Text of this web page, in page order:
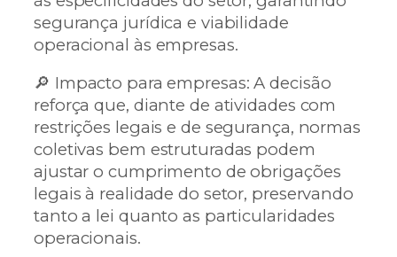
segurança jurídica e viabilidade
operacional às empresas.
🔎 Impacto para empresas: A decisão
reforça que, diante de atividades com
restrições legais e de segurança, normas
coletivas bem estruturadas podem
ajustar o cumprimento de obrigações
legais à realidade do setor, preservando
tanto a lei quanto as particularidades
operacionais.